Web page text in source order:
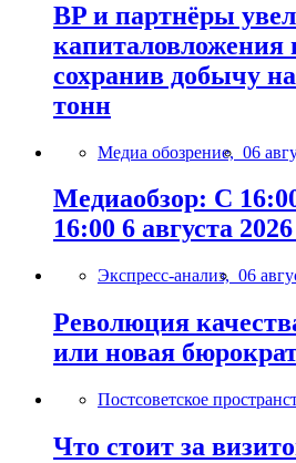
BP и партнёры
капиталовложения
сохранив добычу
тонн
Медиа обозрение, 06
Медиаобзор: С
16:00 6 августа
Экспресс-анализ, 06
Революция
или новая
Постсоветское
Что стоит за